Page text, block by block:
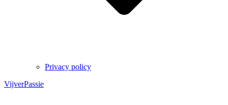
Privacy policy
VijverPassie